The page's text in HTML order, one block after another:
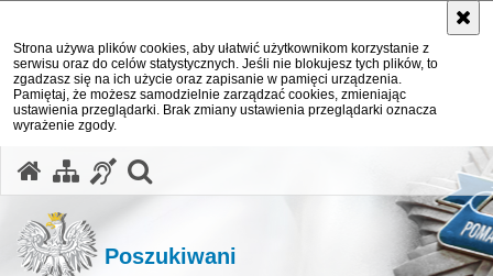
Strona używa plików cookies, aby ułatwić użytkownikom korzystanie z
serwisu oraz do celów statystycznych. Jeśli nie blokujesz tych plików, to
zgadzasz się na ich użycie oraz zapisanie w pamięci urządzenia.
Pamiętaj, że możesz samodzielnie zarządzać cookies, zmieniając
ustawienia przeglądarki. Brak zmiany ustawienia przeglądarki oznacza
wyrażenie zgody.
Poszukiwani